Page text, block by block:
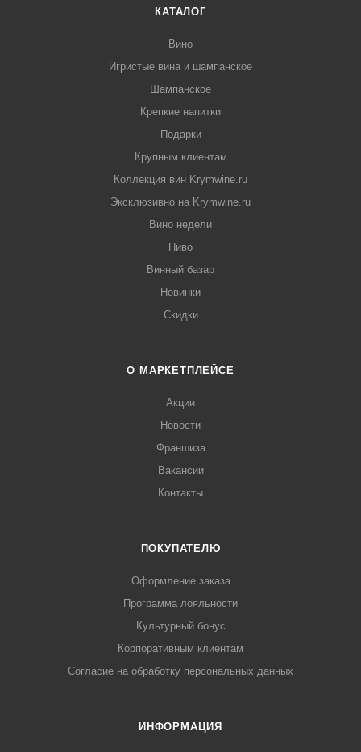
КАТАЛОГ
Вино
Игристые вина и шампанское
Шампанское
Крепкие напитки
Подарки
Крупным клиентам
Коллекция вин Krymwine.ru
Эксклюзивно на Krymwine.ru
Вино недели
Пиво
Винный базар
Новинки
Скидки
О МАРКЕТПЛЕЙСЕ
Акции
Новости
Франшиза
Вакансии
Контакты
ПОКУПАТЕЛЮ
Оформление заказа
Программа лояльности
Культурный бонус
Корпоративным клиентам
Согласие на обработку персональных данных
ИНФОРМАЦИЯ